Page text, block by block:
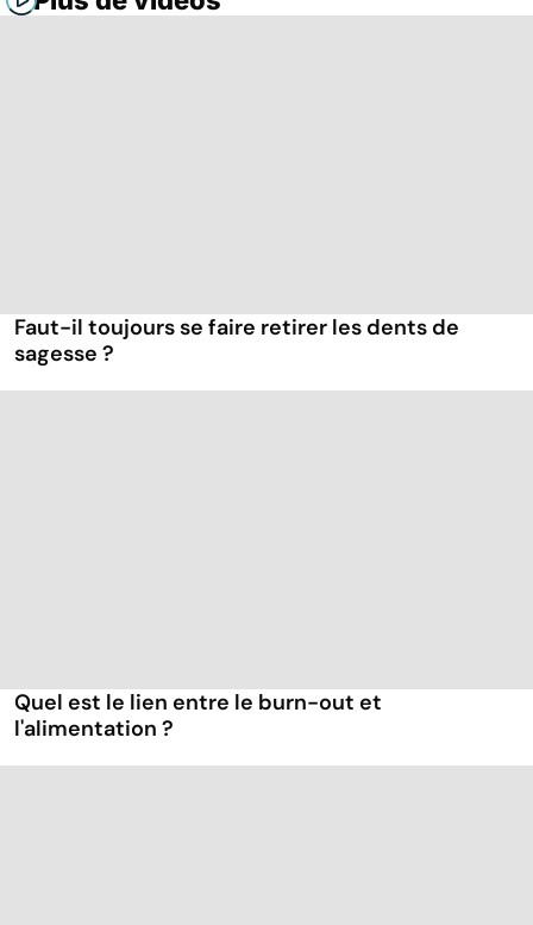
Faut-il toujours se faire retirer les dents de
sagesse ?
Quel est le lien entre le burn-out et
l'alimentation ?